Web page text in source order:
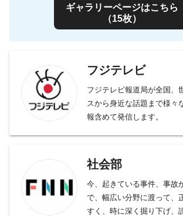
ギャラリーページはこちら
（15枚）
フジテレビ
フジテレビ報道局が全国、
スから身近な話題まで様々
報含めて発信します。
社会部
今、起きている事件、事故
で、幅広い分野に渡って、
すく、時に深く掘り下げ、